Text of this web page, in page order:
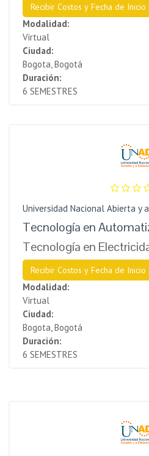
Recibir Costos y Fecha de Inicio
Modalidad:
Virtual
Ciudad:
Bogota, Bogotá
Duración:
6 SEMESTRES
Universidad Nacional Abierta y
Tecnología en
Tecnología en
Recibir Costos y Fecha de Inicio
Modalidad:
Virtual
Ciudad:
Bogota, Bogotá
Duración:
6 SEMESTRES